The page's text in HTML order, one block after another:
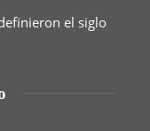
el siglo